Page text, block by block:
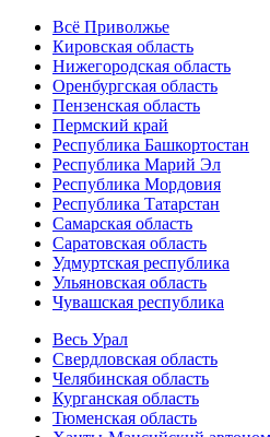
Всё Приволжье
Кировская область
Нижегородская область
Оренбургская область
Пензенская область
Пермский край
Республика Башкортостан
Республика Марий Эл
Республика Мордовия
Республика Татарстан
Самарская область
Саратовская область
Удмуртская республика
Ульяновская область
Чувашская республика
Весь Урал
Свердловская область
Челябинская область
Курганская область
Тюменская область